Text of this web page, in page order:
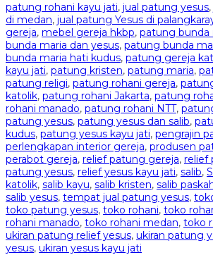
patung rohani kayu jati, jual patung yesus,
di medan, jual patung Yesus di
gereja, mebel gereja hkbp, patung bunda
bunda maria dan yesus, patung bunda
bunda maria hati kudus, patung gereja
kayu jati, patung kristen, patung maria,
patung religi, patung rohani gereja,
katolik, patung rohani Jakarta, patung
rohani manado, patung rohani NTT,
patung yesus, patung yesus dan salib,
kudus, patung yesus kayu jati, pengrajin
perlengkapan interior gereja, produsen
perabot gereja, relief patung gereja, relief
patung yesus, relief yesus kayu jati, salib,
katolik, salib kayu, salib kristen, salib
salib yesus, tempat jual patung yesus,
toko patung yesus, toko rohani, toko
rohani manado, toko rohani medan, toko
ukiran patung relief yesus, ukiran patung
yesus, ukiran yesus kayu jati